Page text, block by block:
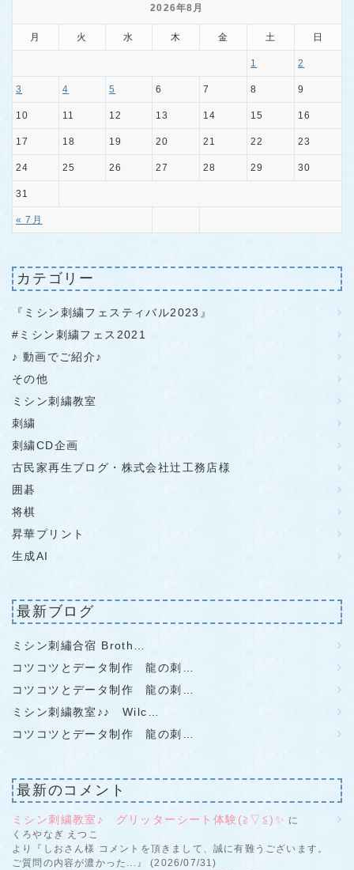
2026年8月
月 火 水 木 金 土 日
« 7月
1 2
3 4 5 6 7 8 9
10 11 12 13 14 15 16
17 18 19 20 21 22 23
24 25 26 27 28 29 30
31
カテゴリー
『ミシン刺繍フェスティバル2023』
#ミシン刺繍フェス2021
♪ 動画でご紹介♪
その他
ミシン刺繍教室
刺繍
刺繍CD企画
古民家再生ブログ・株式会社辻工務店様
囲碁
将棋
昇華プリント
生成AI
最新ブログ
ミシン刺繡合宿 Broth…
コツコツとデータ制作 龍の刺…
コツコツとデータ制作 龍の刺…
ミシン刺繍教室♪♪ Wilc…
コツコツとデータ制作 龍の刺…
最新のコメント
ミシン刺繍教室♪ グリッターシート体験(≧▽≦)✨ に
くろやなぎ えつこ
より『しおさん様 コメントを頂きまして、誠に有難うございます。
ご質問の内容が濃かった...』 (2026/07/31)